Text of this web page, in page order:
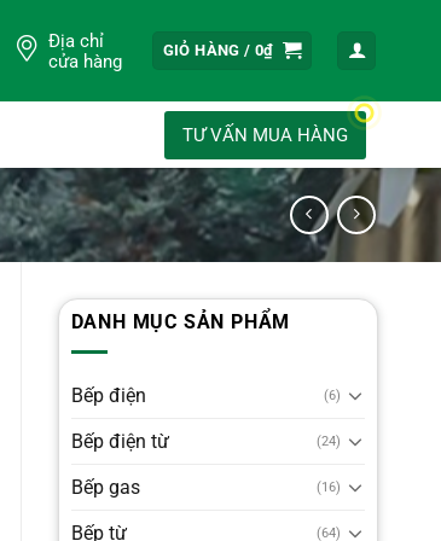
Địa chỉ
cửa hàng
GIỎ HÀNG / 0₫
TƯ VẤN MUA HÀNG
DANH MỤC SẢN PHẨM
Bếp điện (6)
Bếp điện từ (24)
Bếp gas (16)
Bếp từ (64)